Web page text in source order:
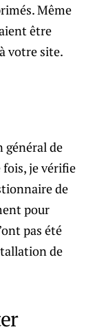
Même
être
votre site.
général de
fois, je vérifie
de
pour
pas été
de